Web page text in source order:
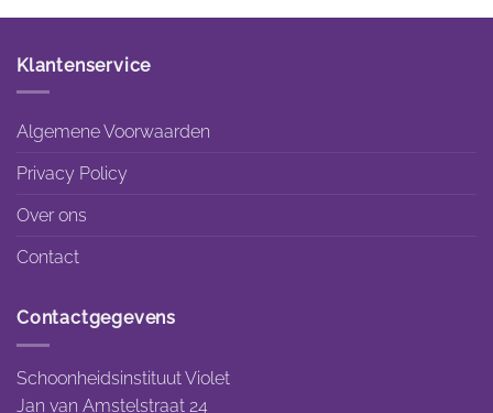
Klantenservice
Algemene Voorwaarden
Privacy Policy
Over ons
Contact
Contactgegevens
Schoonheidsinstituut Violet
Jan van Amstelstraat 24